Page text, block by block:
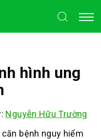
hình ung
Nguyễn Hữu Trường
bệnh nguy hiểm